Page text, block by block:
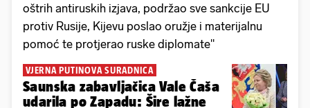
oštrih antiruskih izjava, podržao sve sankcije EU
protiv Rusije, Kijevu poslao oružje i materijalnu
pomoć te protjerao ruske diplomate"
VJERNA PUTINOVA SURADNICA
Saunska zabavljačica Vale Čaša
udarila po Zapadu: Šire lažne